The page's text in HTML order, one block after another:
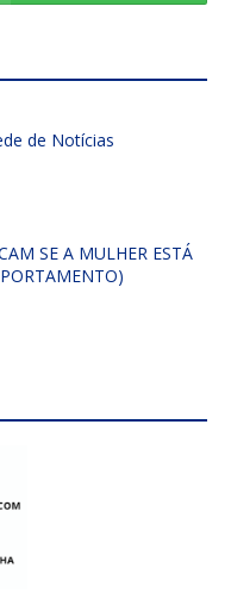
de Notícias
SE A MULHER ESTÁ